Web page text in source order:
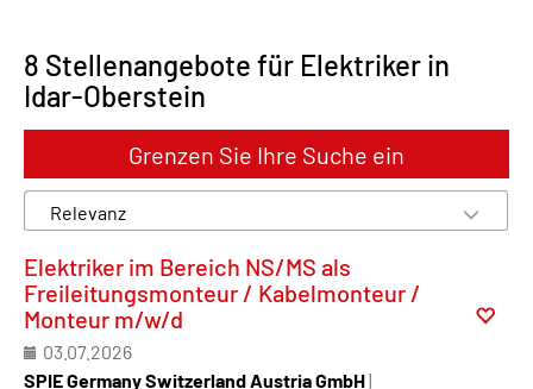
8 Stellenangebote für Elektriker in
Idar-Oberstein
Grenzen Sie Ihre Suche ein
Elektriker im Bereich NS/MS als
Freileitungsmonteur / Kabelmonteur /
Monteur m/w/d
03.07.2026
SPIE Germany Switzerland Austria GmbH|